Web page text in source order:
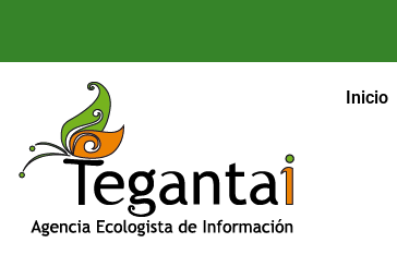
Inicio